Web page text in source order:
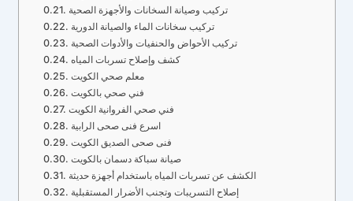
تركيب وصيانة السخانات والأجهزة الصحية
تركيب سخانات الماء والصيانة الدورية
تركيب الأحواض والحنفيات والأدوات الصحية
كشف وإصلاح تسربات المياه
معلم صحي الكويت
فني صحي بالكويت
فني صحي الفروانية الكويت
اسرع فنى صحى الرابية
فنى صحى الصديق الكويت
صيانة سباكة دسمان بالكويت
الكشف عن تسربات المياه باستخدام أجهزة حديثة
إصلاح التسريبات وتجنب الأضرار المستقبلية